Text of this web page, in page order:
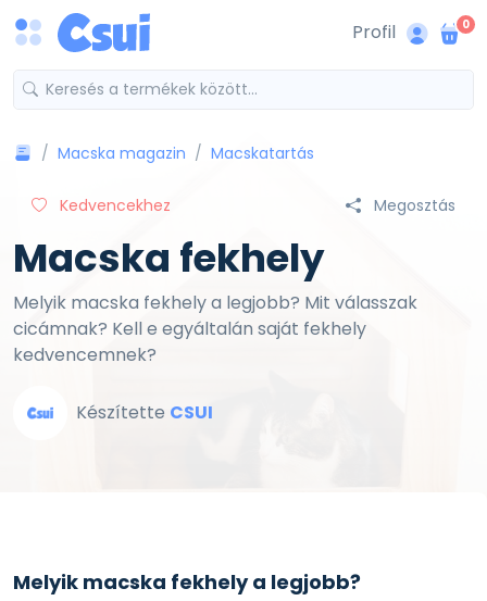
Profil 0
Macska magazin Macskatartás
Kedvencekhez Megosztás
Macska fekhely
Melyik macska fekhely a legjobb? Mit válasszak
cicámnak? Kell e egyáltalán saját fekhely
kedvencemnek?
Készítette CSUI
Melyik macska fekhely a legjobb?